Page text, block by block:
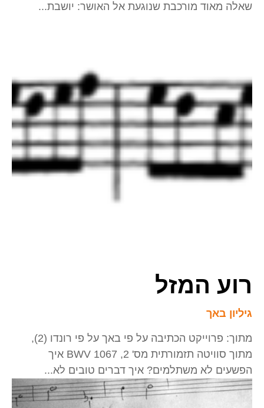
שאלה מאוד מורכבת שנוגעת אל האושר: יושבת...
רוע המזל
גיליון באך
מתוך: פרוייקט הכתיבה על פי באך על פי רונדו (2),
מתוך סוויטה תזמורתית מס' 2, BWV 1067 איך
הפשעים לא משתלמים? איך דברים טובים לא...